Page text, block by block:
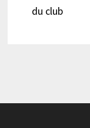
du club